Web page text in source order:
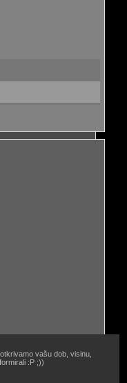
vašu dob, visinu,
:P ;))